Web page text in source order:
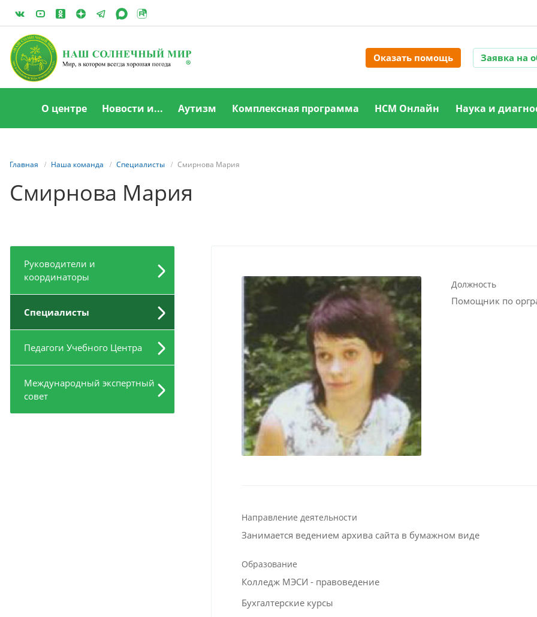
Заявка на
Оказать помощь
О центре Новости и... Аутизм Комплексная программа НСМ Онлайн Наука и
Главная Наша команда Специалисты Смирнова Мария
Смирнова Мария
Руководители и
координаторы
Специалисты
Педагоги Учебного Центра
Международный экспертный
совет
Должность
Помощник по
Направление деятельности
Занимается ведением архива сайта в бумажном виде
Образование
Колледж МЭСИ - правоведение
Бухгалтерские курсы